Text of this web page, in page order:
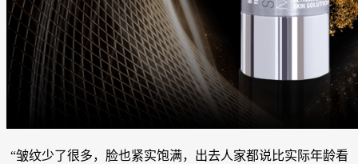
“皱纹少了很多，脸也紧实饱满，出去人家都说比实际年龄看